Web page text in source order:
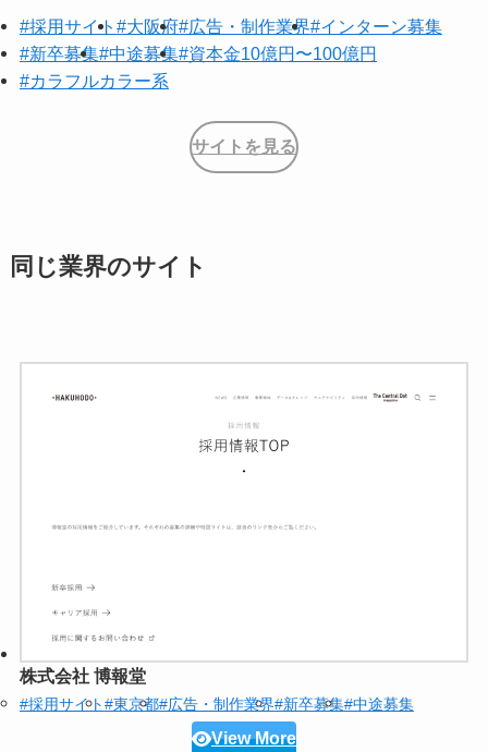
#採用サイト #大阪府#広告・制作業界#インターン募集
#新卒募集#中途募集#資本金10億円〜100億円
#カラフルカラー系
サイトを見る
同じ業界のサイト
株式会社 博報堂
#採用サイト#東京都#広告・制作業界#新卒募集#中途募集
View More